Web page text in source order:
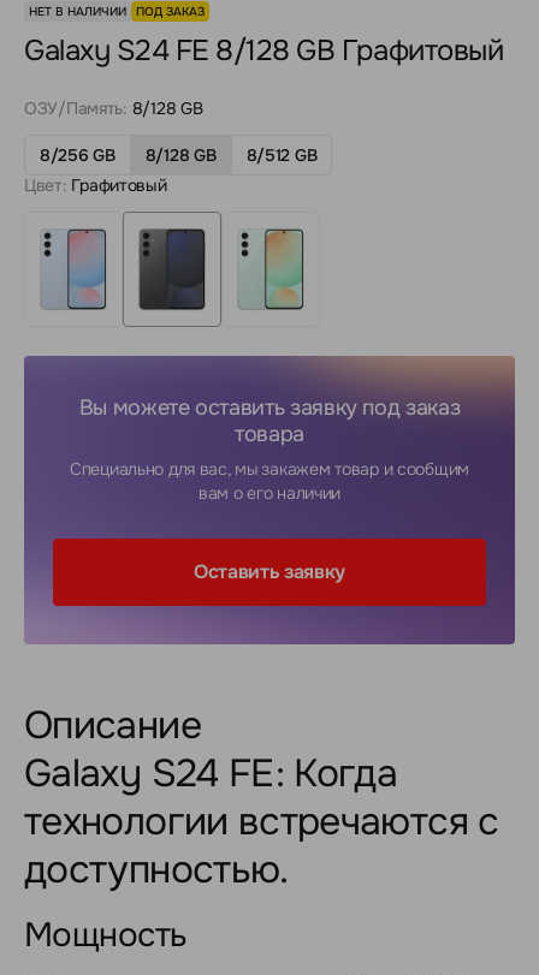
НЕТ В НАЛИЧИИ ПОД ЗАКАЗ
Galaxy S24 FE 8/128 GB Графитовый
ОЗУ/Память: 8/128 GB
8/256 GB 8/128 GB
8/512 GB
Цвет: Графитовый
Вы можете оставить заявку под заказ
товара
Специально для вас, мы закажем товар и сообщим
вам о его наличии
Оставить заявку
Описание
Galaxy S24 FE: Когда
технологии встречаются с
доступностью.
Мощность